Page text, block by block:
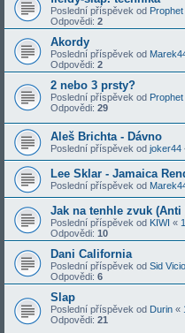
Poslední příspěvek od Prophet
Odpovědi: 2
Akordy
Poslední příspěvek od
Odpovědi: 2
2 nebo 3 prsty?
Poslední příspěvek od Prophet
Odpovědi: 29
Aleš Brichta - Dávno
Poslední příspěvek od joker44
Lee Sklar - Jamaica
Poslední příspěvek od
Jak na tenhle zvuk (Anti
Poslední příspěvek od KIWI «
Odpovědi: 10
Dani California
Poslední příspěvek od Sid
Odpovědi: 6
Slap
Poslední příspěvek od Durin «
Odpovědi: 21